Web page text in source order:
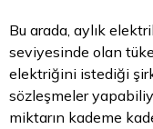
Bu arada, aylık
seviyesinde olan
elektriğini istediği
sözleşmeler
miktarın kademe